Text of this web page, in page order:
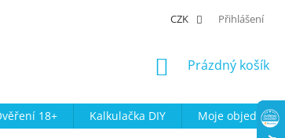
CZK Přihlášení
NÁKUPNÍ
Prázdný košík
18+ Kalkulačka DIY
Moje